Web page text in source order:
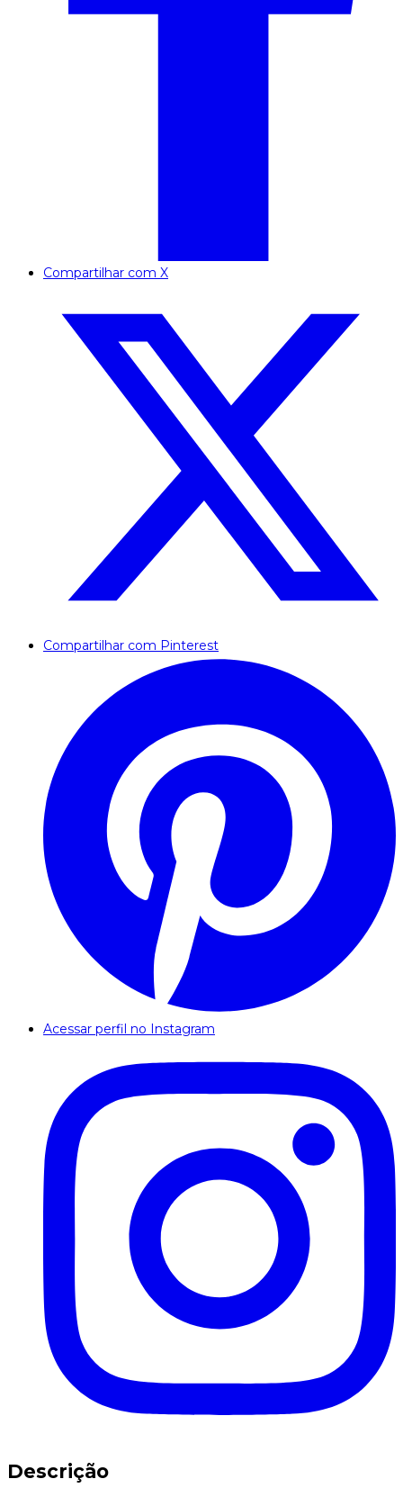
Compartilhar com X
Compartilhar com Pinterest
Acessar perfil no Instagram
Descrição